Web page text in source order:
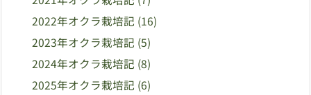
2022年オクラ栽培記 (16)
2023年オクラ栽培記 (5)
2024年オクラ栽培記 (8)
2025年オクラ栽培記 (6)